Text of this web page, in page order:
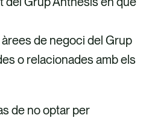
de negoci del Grup
o relacionades amb els
de no optar per